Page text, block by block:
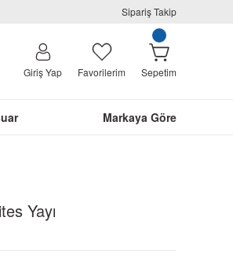
Sipariş Takip
Giriş Yap Favorilerim Sepetim
Markaya Göre
Yayı